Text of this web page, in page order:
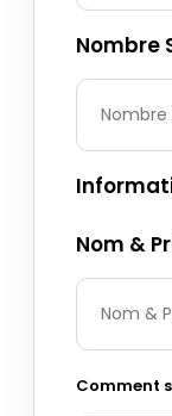
Nombre
Nom &
Comment